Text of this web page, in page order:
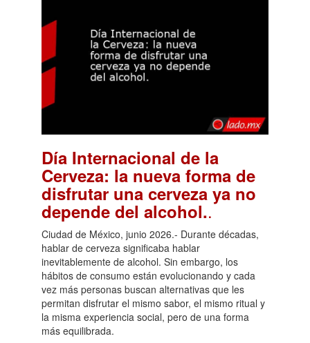
Día Internacional de la
Cerveza: la nueva forma de
disfrutar una cerveza ya no
depende del alcohol..
Ciudad de México, junio 2026.- Durante décadas,
hablar de cerveza significaba hablar
inevitablemente de alcohol. Sin embargo, los
hábitos de consumo están evolucionando y cada
vez más personas buscan alternativas que les
permitan disfrutar el mismo sabor, el mismo ritual y
la misma experiencia social, pero de una forma
más equilibrada.